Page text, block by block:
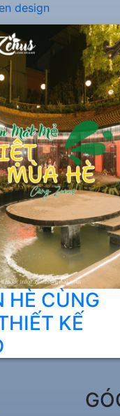
design
CÙNG
KẾ